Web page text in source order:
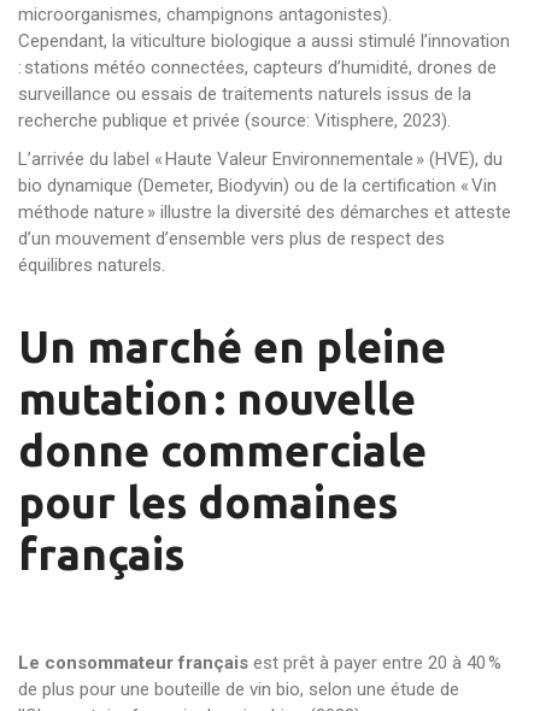
microorganismes, champignons antagonistes).
Cependant, la viticulture biologique a aussi stimulé l’innovation
: stations météo connectées, capteurs d’humidité, drones de
surveillance ou essais de traitements naturels issus de la
recherche publique et privée (source: Vitisphere, 2023).
L’arrivée du label « Haute Valeur Environnementale » (HVE), du
bio dynamique (Demeter, Biodyvin) ou de la certification « Vin
méthode nature » illustre la diversité des démarches et atteste
d’un mouvement d’ensemble vers plus de respect des
équilibres naturels.
Un marché en pleine
mutation : nouvelle
donne commerciale
pour les domaines
français
Le consommateur français est prêt à payer entre 20 à 40 %
de plus pour une bouteille de vin bio, selon une étude de